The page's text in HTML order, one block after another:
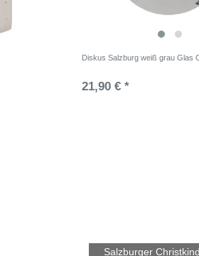
Diskus Salzburg weiß grau Glas
21,90 € *
Salzburger